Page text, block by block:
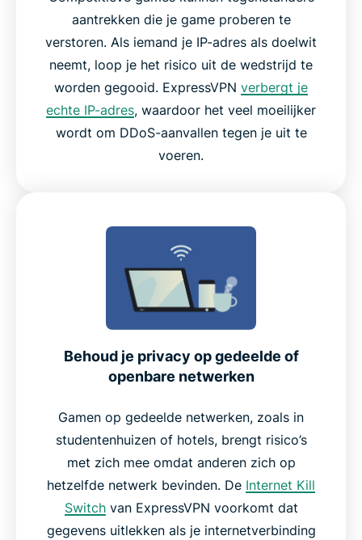
aantrekken die je game proberen te
verstoren. Als iemand je IP-adres als doelwit
neemt, loop je het risico uit de wedstrijd te
worden gegooid. ExpressVPN verbergt je
echte IP-adres, waardoor het veel moeilijker
wordt om DDoS-aanvallen tegen je uit te
voeren.
Behoud je privacy op gedeelde of
openbare netwerken
Gamen op gedeelde netwerken, zoals in
studentenhuizen of hotels, brengt risico’s
met zich mee omdat anderen zich op
hetzelfde netwerk bevinden. De Internet Kill
Switchvan ExpressVPN voorkomt dat
gegevens uitlekken als je internetverbinding